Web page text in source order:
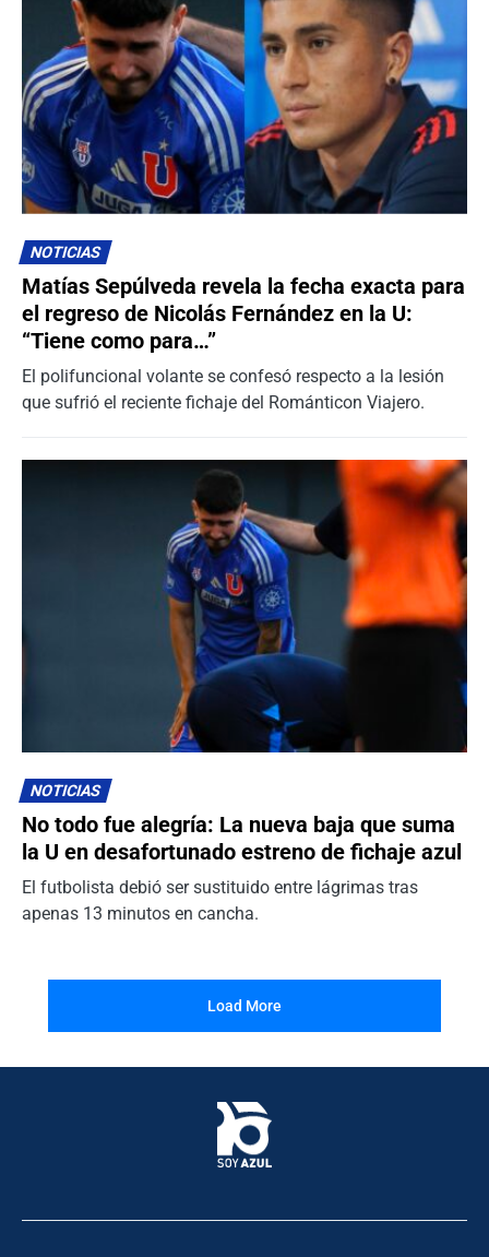
NOTICIAS
Matías Sepúlveda revela la fecha exacta para
el regreso de Nicolás Fernández en la U:
“Tiene como para…”
El polifuncional volante se confesó respecto a la lesión
que sufrió el reciente fichaje del Románticon Viajero.
NOTICIAS
No todo fue alegría: La nueva baja que suma
la U en desafortunado estreno de fichaje azul
El futbolista debió ser sustituido entre lágrimas tras
apenas 13 minutos en cancha.
Load More